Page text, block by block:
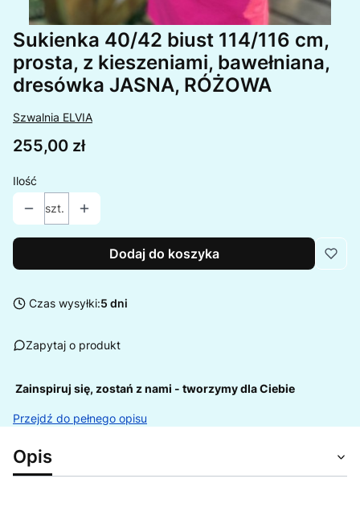
Sukienka 40/42 biust 114/116 cm,
prosta, z kieszeniami, bawełniana,
dresówka JASNA, RÓŻOWA
Szwalnia ELVIA
Cena
255,00 zł
Ilość
szt.
Dodaj do koszyka
Czas wysyłki:5 dni
Zapytaj o produkt
Zainspiruj się, zostań z nami - tworzymy dla Ciebie
Przejdź do pełnego opisu
Opis